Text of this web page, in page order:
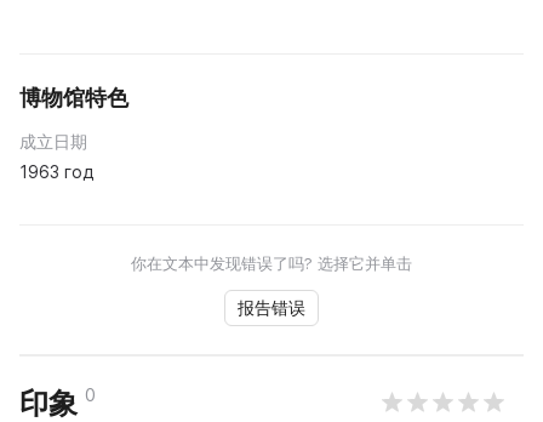
博物馆特色
成立日期
1963 год
你在文本中发现错误了吗? 选择它并单击
报告错误
印象 0